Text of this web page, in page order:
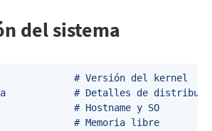
del sistema
# Versión del kernel
a            # Detalles de
# Hostname y SO
# Memoria libre